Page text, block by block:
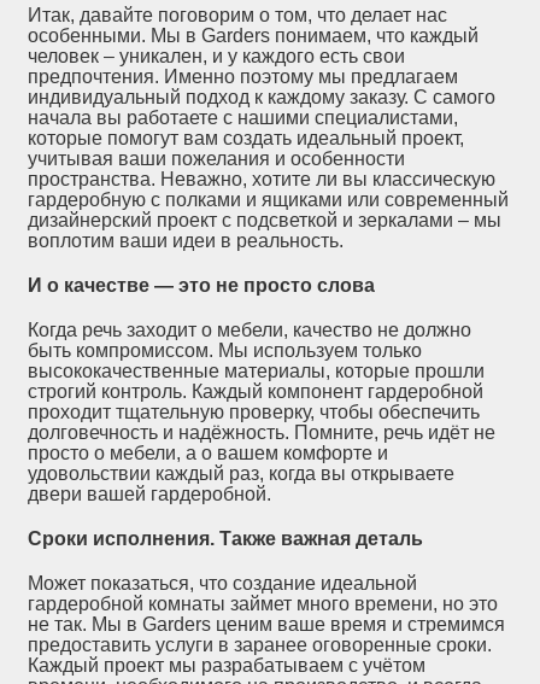
Итак, давайте поговорим о том, что делает нас
особенными. Мы в Garders понимаем, что каждый
человек – уникален, и у каждого есть свои
предпочтения. Именно поэтому мы предлагаем
индивидуальный подход к каждому заказу. С самого
начала вы работаете с нашими специалистами,
которые помогут вам создать идеальный проект,
учитывая ваши пожелания и особенности
пространства. Неважно, хотите ли вы классическую
гардеробную с полками и ящиками или современный
дизайнерский проект с подсветкой и зеркалами – мы
воплотим ваши идеи в реальность.
И о качестве — это не просто слова
Когда речь заходит о мебели, качество не должно
быть компромиссом. Мы используем только
высококачественные материалы, которые прошли
строгий контроль. Каждый компонент гардеробной
проходит тщательную проверку, чтобы обеспечить
долговечность и надёжность. Помните, речь идёт не
просто о мебели, а о вашем комфорте и
удовольствии каждый раз, когда вы открываете
двери вашей гардеробной.
Сроки исполнения. Также важная деталь
Может показаться, что создание идеальной
гардеробной комнаты займет много времени, но это
не так. Мы в Garders ценим ваше время и стремимся
предоставить услуги в заранее оговоренные сроки.
Каждый проект мы разрабатываем с учётом